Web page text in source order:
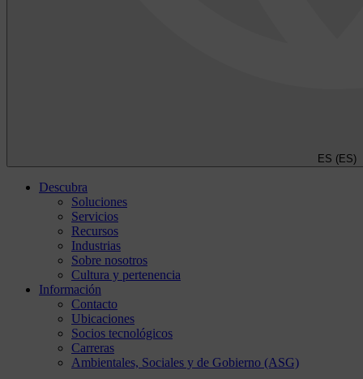
ES (ES)
Descubra
Soluciones
Servicios
Recursos
Industrias
Sobre nosotros
Cultura y pertenencia
Información
Contacto
Ubicaciones
Socios tecnológicos
Carreras
Ambientales, Sociales y de Gobierno (ASG)